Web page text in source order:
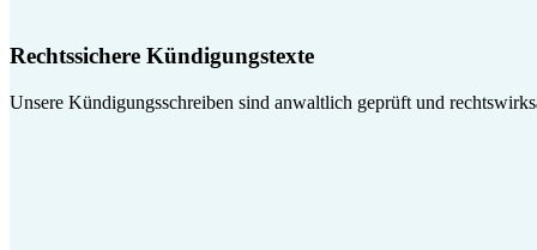
Rechtssichere Kündigungstexte
Unsere Kündigungsschreiben sind anwaltlich geprüft und